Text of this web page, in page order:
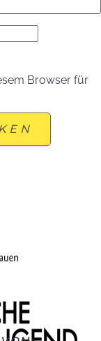
Browser für